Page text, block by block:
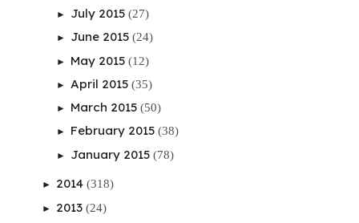
► July 2015 (27)
► June 2015 (24)
► May 2015 (12)
► April 2015 (35)
► March 2015 (50)
► February 2015 (38)
► January 2015 (78)
► 2014 (318)
► 2013 (24)